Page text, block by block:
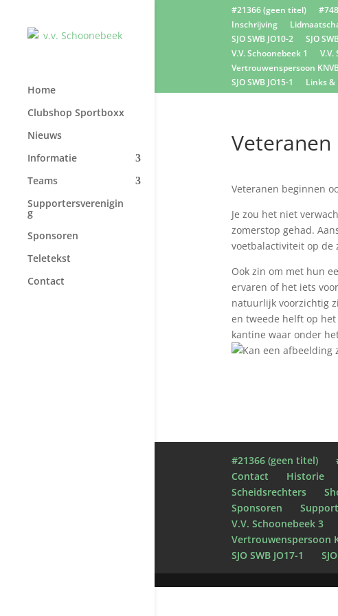
#21366 (geen titel)
Inschrijving
SJO SWB JO10-2
SJO
V.V. Schoonebeek 1
V.V.
Vertrouwenspersoon
SJO SWB JO15-1
Links &
Home
Clubshop Sportboxx
Nieuws
Informatie
Teams
Supportersverenigin
g
Sponsoren
Teletekst
Contact
Veteranen beginnen
Je zou het niet
zomerstop gehad.
voetbalactiviteit op de
Ook zin om met hun
ervaren of het iets
natuurlijk voorzichtig
en tweede helft op
kantine waar onder
#21366 (geen titel)
Contact
Historie
Scheidsrechters
Sponsoren
V.V. Schoonebeek 3
Vertrouwenspersoon
SJO SWB JO17-1